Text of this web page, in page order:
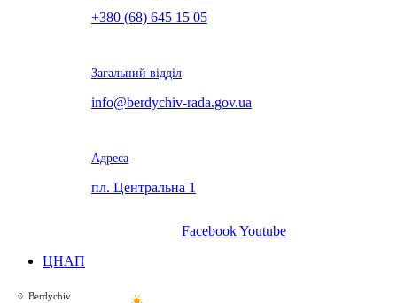
+380 (68) 645 15 05
Загальний відділ
info@berdychiv-rada.gov.ua
Адреса
пл. Центральна 1
FacebookYoutube
ЦНАП
Berdychiv